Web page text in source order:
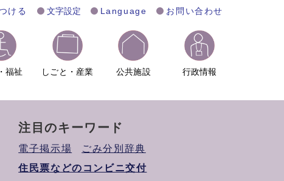
ける 文字設定 Language お問い合わせ
福祉 しごと・産業 公共施設 行政情報
注目のキーワード
電子掲示場
ごみ分別辞典
住民票などのコンビニ交付